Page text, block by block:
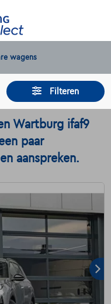
wagens
Filteren
Wartburg ifaf9
paar
aanspreken.